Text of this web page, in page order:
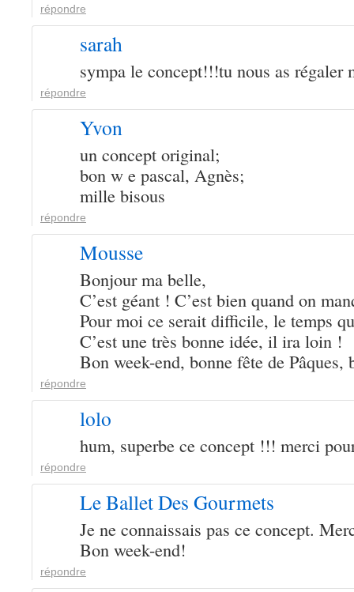
répondre
sarah
sympa le concept!!!tu nous as régaler
répondre
Yvon
un concept original;
bon w e pascal, Agnès;
mille bisous
répondre
Mousse
Bonjour ma belle,
C’est géant ! C’est bien quand on
Pour moi ce serait difficile, le temps
C’est une très bonne idée, il ira loin !
Bon week-end, bonne fête de Pâques,
répondre
lolo
hum, superbe ce concept !!! merci
répondre
Le Ballet Des Gourmets
Je ne connaissais pas ce concept.
Bon week-end!
répondre